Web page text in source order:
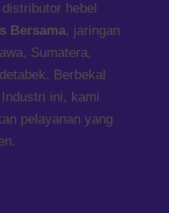
hebel
Bersama, jaringan
Sumatera,
Berbekal
ini, kami
pelayanan yang